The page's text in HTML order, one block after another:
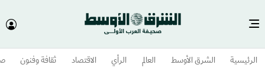
الرئيسية الشرق الأوسط​ العالم الرأي الاقتصاد ثقافة وفنون